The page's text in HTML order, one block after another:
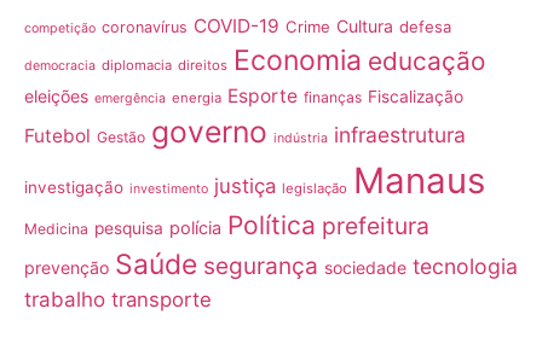
competição coronavírus COVID-19 Crime Cultura defesa
democracia diplomacia direitos Economia educação
eleições emergência energia Esporte finanças Fiscalização
Futebol Gestão governo indústria infraestrutura
investigação investimento justiça legislação Manaus
Medicina pesquisa polícia Política prefeitura
prevenção Saúde segurança sociedade tecnologia
trabalho transporte